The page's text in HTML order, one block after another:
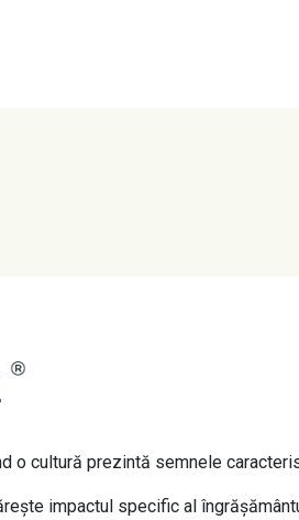
o cultură prezintă semnele
impactul specific al